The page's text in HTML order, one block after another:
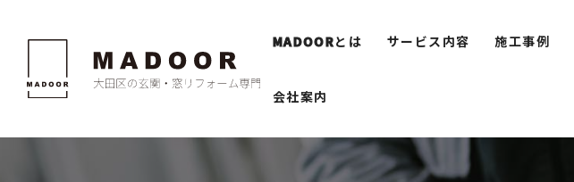
MADOORとは サービス内容 施工事例
会社案内